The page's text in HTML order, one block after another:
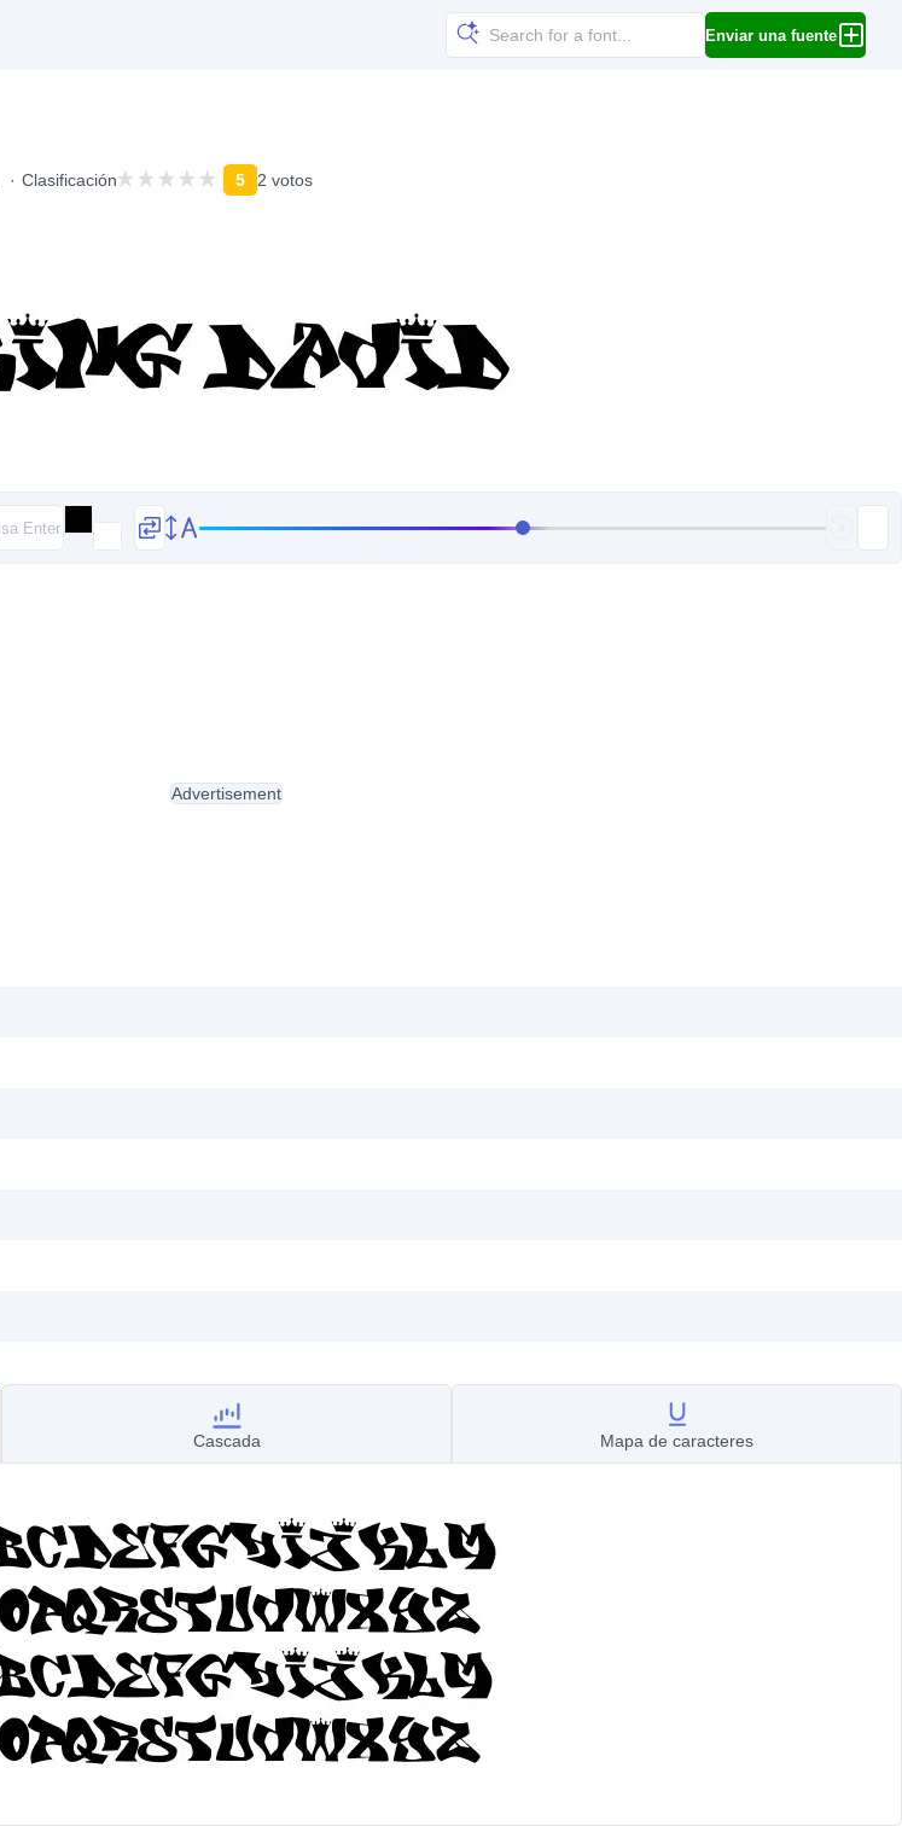
Enviar una fuente
Clasificación 5 2 votos
Advertisement
Cascada Mapa de caracteres